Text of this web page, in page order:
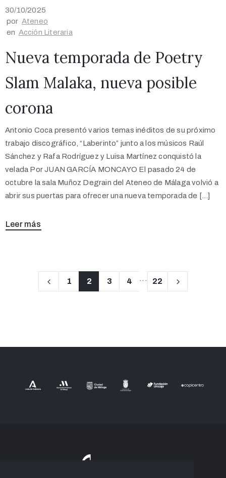
30/10/2025
por Ateneo
en Acción Literaria
Nueva temporada de Poetry
Slam Malaka, nueva posible
corona
Antonio Coca presentó varios temas inéditos de su próximo
trabajo discográfico, “Laberinto” junto a los músicos Raúl
Sánchez y Rafa Rodríguez y Luisa Martínez conquistó la
velada Por JUAN GARCÍA MONCAYO El pasado 24 de
octubre la sala Muñoz Degrain del Ateneo de Málaga volvió a
abrir sus puertas para ofrecer una nueva temporada de […]
Leer más
1 2 3 4 ... 22